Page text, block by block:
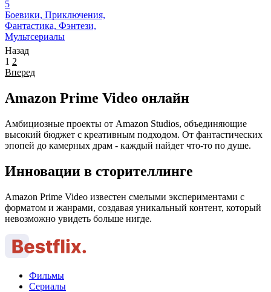
5
Боевики, Приключения,
Фантастика, Фэнтези,
Мультсериалы
Назад
1 2
Вперед
Amazon Prime Video онлайн
Амбициозные проекты от Amazon Studios, объединяющие
высокий бюджет с креативным подходом. От фантастических
эпопей до камерных драм - каждый найдет что-то по душе.
Инновации в сторителлинге
Amazon Prime Video известен смелыми экспериментами с
форматом и жанрами, создавая уникальный контент, который
невозможно увидеть больше нигде.
Фильмы
Сериалы